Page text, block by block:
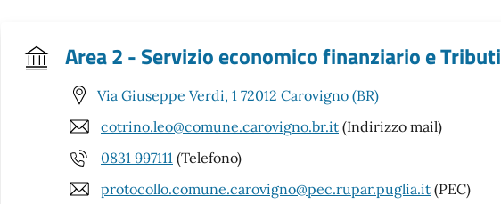
Area 2 - Servizio economico finanziario e Tributi
Via Giuseppe Verdi, 1 72012 Carovigno (BR)
cotrino.leo@comune.carovigno.br.it (Indirizzo mail)
0831 997111 (Telefono)
protocollo.comune.carovigno@pec.rupar.puglia.it (PEC)